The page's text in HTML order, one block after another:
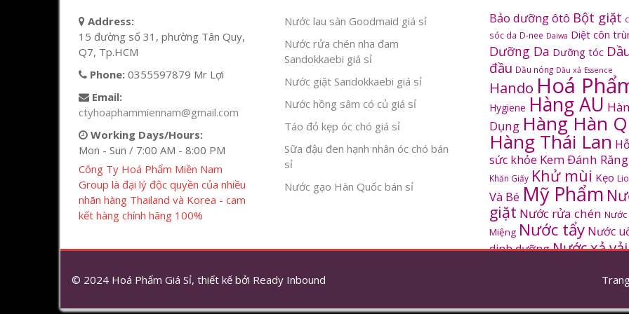
Address:
15 đường số 31, phường Tân Quy,
Q7, Tp.HCM
Phone: 0355597879 Mr Lợi
Email:
ctyhoaphammiennam@gmail.com
Working Days/Hours:
Mon - Sun / 7:00 AM - 8:00 PM
Công Ty Hoá Phẩm Miền Nam
Group là đại lý độc quyền của nhiều
nhãn hàng Thailand và Korea - cam
kết hàng chính hãng 100%
Nước lau sàn Goodmaid giá sỉ
Nước rửa chén nha đam
Sandokkaebi giá sỉ
Nước giặt Sandokkaebi giá sỉ
Nước hồng sâm có củ giá sỉ
Táo đỏ kẹp óc chó giá sỉ
Sữa đậu đen hạnh nhân óc chó bán
sỉ
Nước gạo Hàn Quốc bán sỉ
Bảo dưỡng ôtô Bột giặt
sóc da D-nee Daiwa Diệt côn
Dưỡng Da Dưỡng tóc
đầu Dầu nóng Dầu xả Essence
Hando Hoá
Hygiene Hàng AU
Dụng Hàng Hàn
Hàng Thái Lan
sức khỏe Kem Đánh Răng
Khăn Giấy Khử mùi Kẹo
Và Bé Mỹ Phẩm
giặt Nước rửa chén Nước
Miệng Nước tẩy Nước
dinh dưỡngNước xả vải
Sâm Hàn Quốc
© 2024 Hoá Phẩm Giá Sỉ, thiết kế bởi Ready Inbound